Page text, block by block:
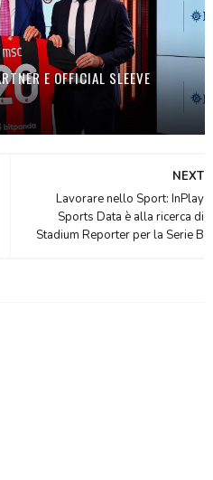
E OFFICIAL SLEEVE
NEXT
Lavorare nello Sport: InPlay
Sports Data è alla ricerca di
Stadium Reporter per la Serie B